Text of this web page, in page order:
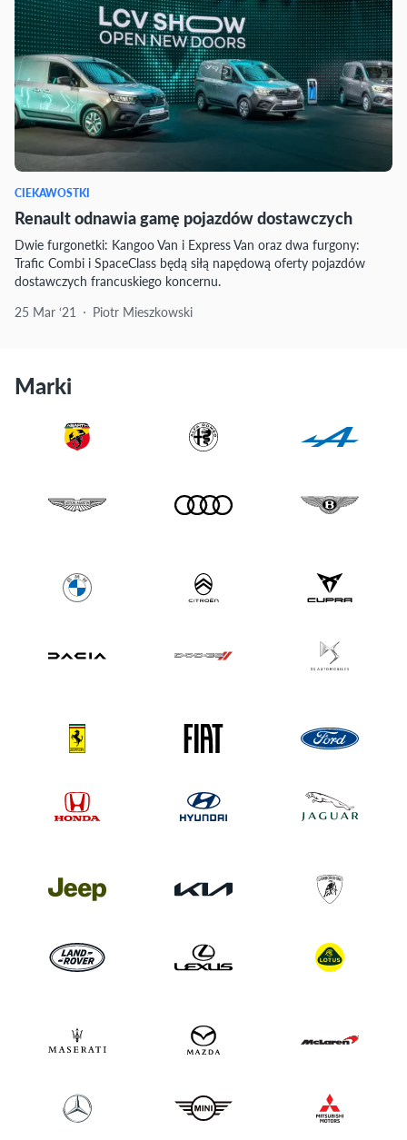
CIEKAWOSTKI
Renault odnawia gamę pojazdów dostawczych
Dwie furgonetki: Kangoo Van i Express Van oraz dwa furgony:
Trafic Combi i SpaceClass będą siłą napędową oferty pojazdów
dostawczych francuskiego koncernu.
25 Mar ‘21
Piotr Mieszkowski
Marki